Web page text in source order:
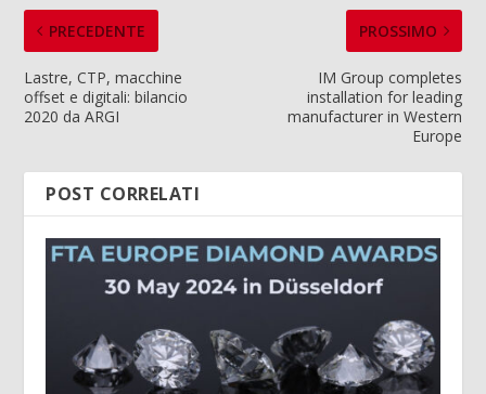
PRECEDENTE
Lastre, CTP, macchine
offset e digitali: bilancio
2020 da ARGI
PROSSIMO
IM Group completes
installation for leading
manufacturer in Western
Europe
POST CORRELATI